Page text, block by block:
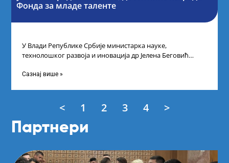
Фонда за младе таленте
У Влади Републике Србије министарка науке,
технолошког развоја и иновација др Јелена Беговић
Сазнај више »
< 1 2 3 4 >
Партнери